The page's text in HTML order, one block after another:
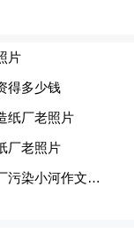
。
伊朗议会国
平台表示，
安全的框架
木兹海峡航